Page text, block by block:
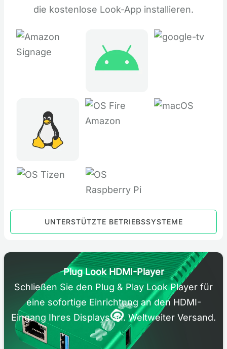
die kostenlose Look-App installieren.
UNTERSTÜTZTE BETRIEBSSYSTEME
Plug Look HDMI-Player
Schließen Sie den Plug & Play Look Player für
eine sofortige Einrichtung an den HDMI-
Eingang Ihres Displays an. Weltweiter Versand.